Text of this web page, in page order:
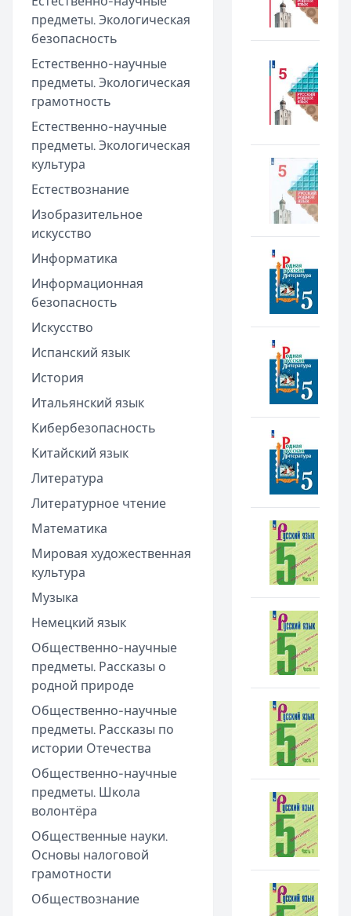
предметы. Экологическая
безопасность
Естественно-научные
предметы. Экологическая
грамотность
Естественно-научные
предметы. Экологическая
культура
Естествознание
Изобразительное
искусство
Информатика
Информационная
безопасность
Искусство
Испанский язык
История
Итальянский язык
Кибербезопасность
Китайский язык
Литература
Литературное чтение
Математика
Мировая художественная
культура
Музыка
Немецкий язык
Общественно-научные
предметы. Рассказы о
родной природе
Общественно-научные
предметы. Рассказы по
истории Отечества
Общественно-научные
предметы. Школа
волонтёра
Общественные науки.
Основы налоговой
грамотности
Обществознание